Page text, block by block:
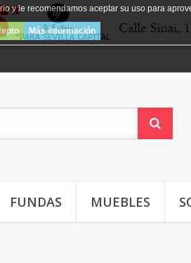
y le recomendamos aceptar su uso para
Más información
FUNDAS MUEBLES